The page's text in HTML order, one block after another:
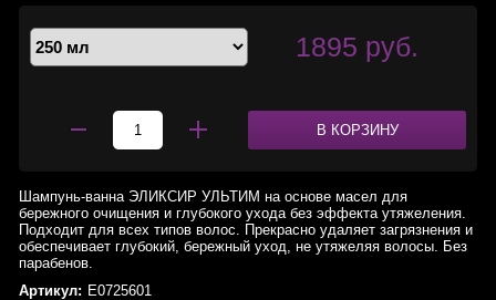
1895 руб.
В КОРЗИНУ
Шампунь-ванна ЭЛИКСИР УЛЬТИМ на основе масел для
бережного очищения и глубокого ухода без эффекта утяжеления.
Подходит для всех типов волос. Прекрасно удаляет загрязнения и
обеспечивает глубокий, бережный уход, не утяжеляя волосы. Без
парабенов.
Артикул: E0725601